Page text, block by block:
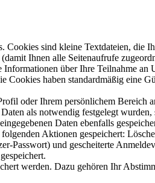
sind kleine Textdateien, die
Ihnen alle Seitenaufrufe
über Ihre Teilnahme
haben standardmäßig eine
oder Ihrem persönlichem Bereich
als notwendig festgelegt
Daten ebenfalls
Aktionen gespeichert:
Passwort) und gescheiterte
werden. Dazu gehören Ihr